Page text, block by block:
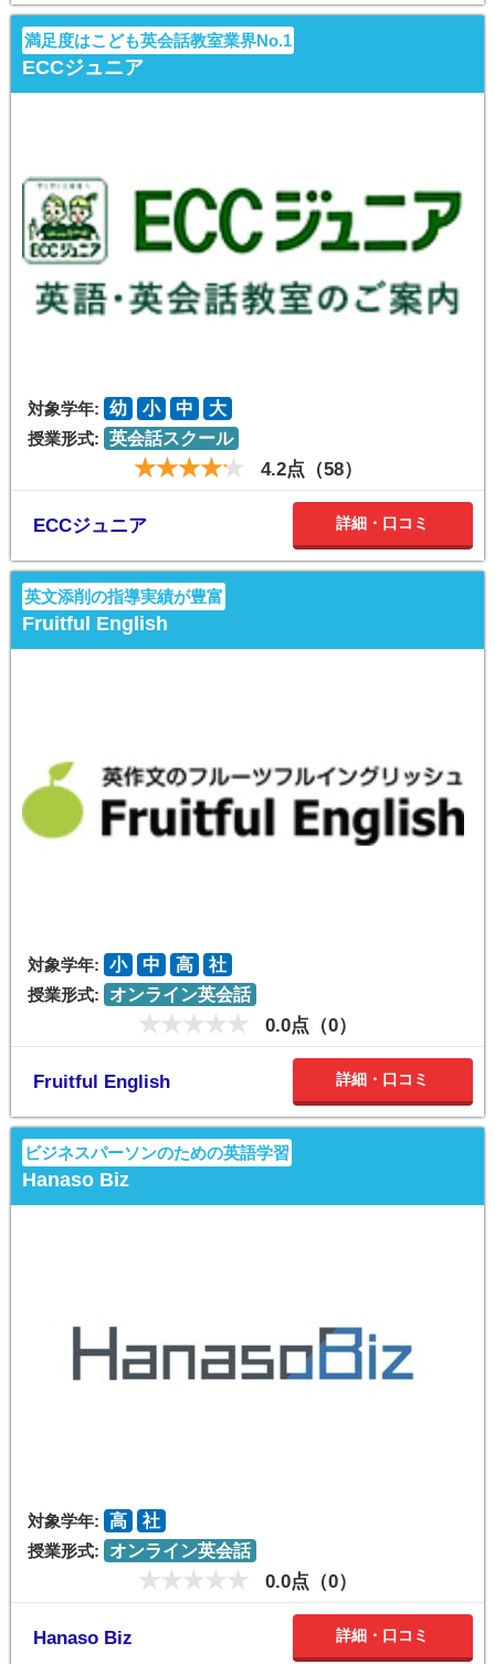
満足度はこども英会話教室業界No.1
ECCジュニア
対象学年: 幼 小 中
大
授業形式: 英会話スクール
4.2点（58）
ECCジュニア 詳細・口コミ
英文添削の指導実績が豊富
Fruitful English
対象学年: 小 中 高
社
授業形式:
オンライン英会話
0.0点（0）
Fruitful English 詳細・口コミ
ビジネスパーソンのための英語学習
Hanaso Biz
対象学年: 高
社
授業形式:
オンライン英会話
0.0点（0）
Hanaso Biz 詳細・口コミ